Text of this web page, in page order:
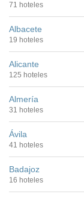
71 hoteles
Albacete
19 hoteles
Alicante
125 hoteles
Almería
31 hoteles
Ávila
41 hoteles
Badajoz
16 hoteles